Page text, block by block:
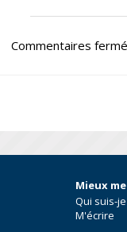
Commentaires
Mieux
Qui suis-je
M'écrire